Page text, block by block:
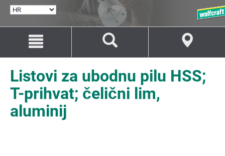
ODABERI
sadržaj
navigaciju
Listovi za ubodnu pilu HSS;
T-prihvat; čelični lim,
aluminij